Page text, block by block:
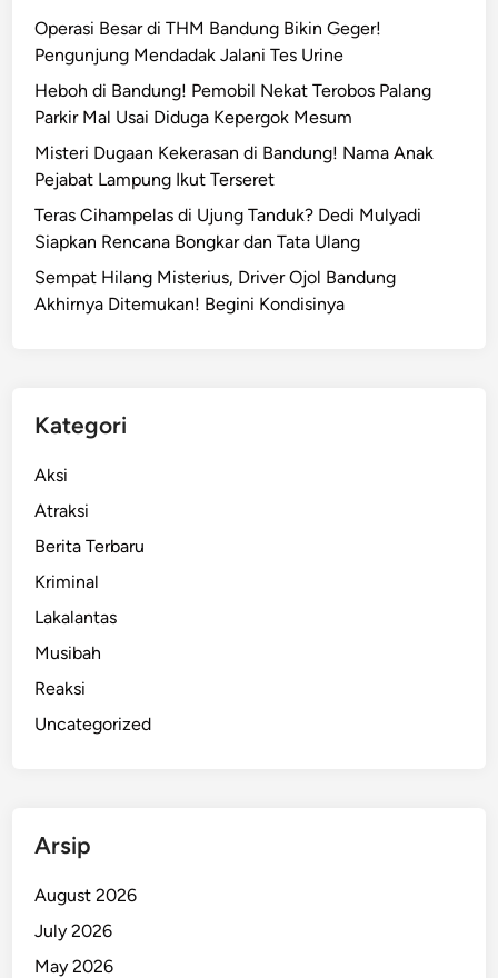
s
p
i
r
a
s
W
a
r
g
n
u
g
k
e
n
g
g
t
D
I
Operasi Besar di THM Bandung Bikin Geger!
Pengunjung Mendadak Jalani Tes Urine
Heboh di Bandung! Pemobil Nekat Terobos Palang
Parkir Mal Usai Diduga Kepergok Mesum
Misteri Dugaan Kekerasan di Bandung! Nama Anak
Pejabat Lampung Ikut Terseret
Teras Cihampelas di Ujung Tanduk? Dedi Mulyadi
Siapkan Rencana Bongkar dan Tata Ulang
Sempat Hilang Misterius, Driver Ojol Bandung
Akhirnya Ditemukan! Begini Kondisinya
Kategori
Aksi
Atraksi
Berita Terbaru
Kriminal
Lakalantas
Musibah
Reaksi
Uncategorized
Arsip
August 2026
July 2026
May 2026